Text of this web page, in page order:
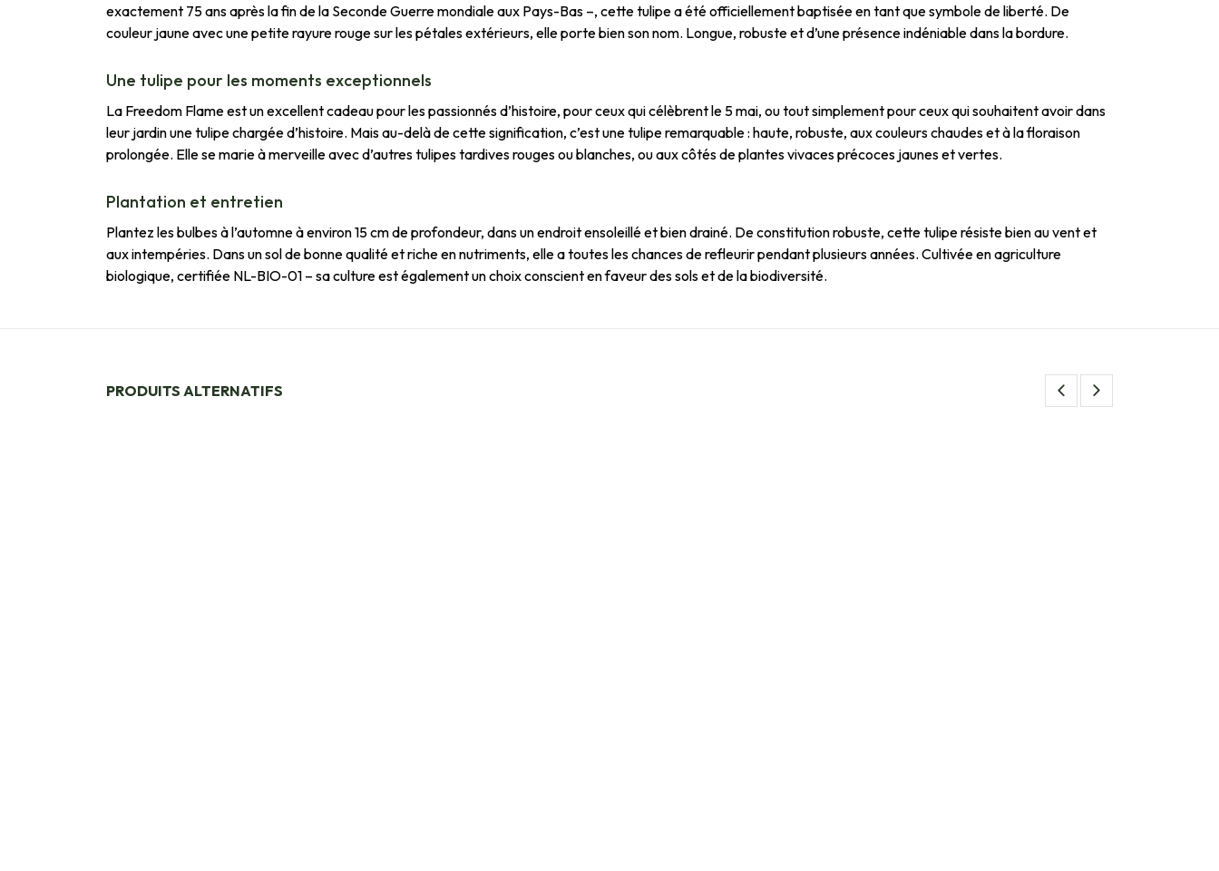
exactement 75 ans après la fin de la Seconde Guerre mondiale aux Pays-Bas –, cette tulipe a été officiellement baptisée en tant que symbole de liberté. De
couleur jaune avec une petite rayure rouge sur les pétales extérieurs, elle porte bien son nom. Longue, robuste et d’une présence indéniable dans la bordure.
Une tulipe pour les moments exceptionnels
La Freedom Flame est un excellent cadeau pour les passionnés d’histoire, pour ceux qui célèbrent le 5 mai, ou tout simplement pour ceux qui souhaitent avoir dans
leur jardin une tulipe chargée d’histoire. Mais au-delà de cette signification, c’est une tulipe remarquable : haute, robuste, aux couleurs chaudes et à la floraison
prolongée. Elle se marie à merveille avec d’autres tulipes tardives rouges ou blanches, ou aux côtés de plantes vivaces précoces jaunes et vertes.
Plantation et entretien
Plantez les bulbes à l’automne à environ 15 cm de profondeur, dans un endroit ensoleillé et bien drainé. De constitution robuste, cette tulipe résiste bien au vent et
aux intempéries. Dans un sol de bonne qualité et riche en nutriments, elle a toutes les chances de refleurir pendant plusieurs années. Cultivée en agriculture
biologique, certifiée NL-BIO-01 – sa culture est également un choix conscient en faveur des sols et de la biodiversité.
PRODUITS ALTERNATIFS